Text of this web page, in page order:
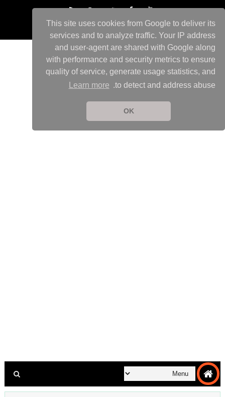
This site uses cookies from Google to deliver its
services and to analyze traffic. Your IP address
and user-agent are shared with Google along
with performance and security metrics to ensure
quality of service, generate usage statistics, and
to detect and address abuse.
Learn more
OK